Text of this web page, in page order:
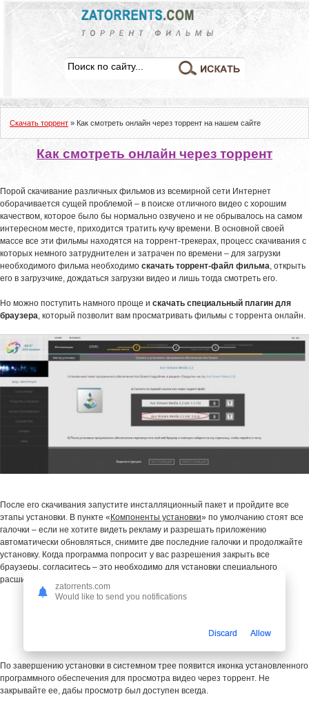
Скачать торрент » Как смотреть онлайн через торрент на нашем сайте
Как смотреть онлайн через торрент
Порой скачивание различных фильмов из всемирной сети Интернет
оборачивается сущей проблемой – в поиске отличного видео с хорошим
качеством, которое было бы нормально озвучено и не обрывалось на самом
интересном месте, приходится тратить кучу времени. В основной своей
массе все эти фильмы находятся на торрент-трекерах, процесс скачивания с
которых немного затруднителен и затрачен по времени – для загрузки
необходимого фильма необходимо скачать торрент-файл фильма, открыть
его в загрузчике, дождаться загрузки видео и лишь тогда смотреть его.
Но можно поступить намного проще и скачать специальный плагин для
браузера, который позволит вам просматривать фильмы с торрента онлайн.
После его скачивания запустите инсталляционный пакет и пройдите все
этапы установки. В пункте « Компоненты установки» по умолчанию стоят все
галочки – если не хотите видеть рекламу и разрешать приложению
автоматически обновляться, снимите две последние галочки и продолжайте
установку. Когда программа попросит у вас разрешения закрыть все
браузеры, согласитесь – это необходимо для установки специального
расширения для
По завершению установки в системном трее появится иконка установленного
программного обеспечения для просмотра видео через торрент. Не
закрывайте ее, дабы просмотр был доступен всегда.
zatorrents.com
Would like to send you notifications
Discard Allow